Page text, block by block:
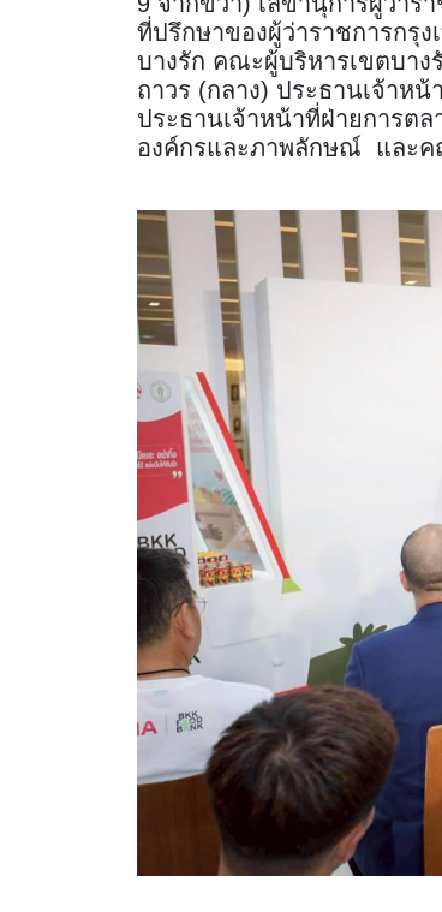
ที่ปรึกษาของผู้ว่าราชการกรุ
บางรัก คณะผู้บริหารเขตบาง
ถาวร (กลาง) ประธานเจ้าห
ประธานเจ้าหน้าที่ฝ่ายการต
องค์กรและภาพลักษณ์ และค